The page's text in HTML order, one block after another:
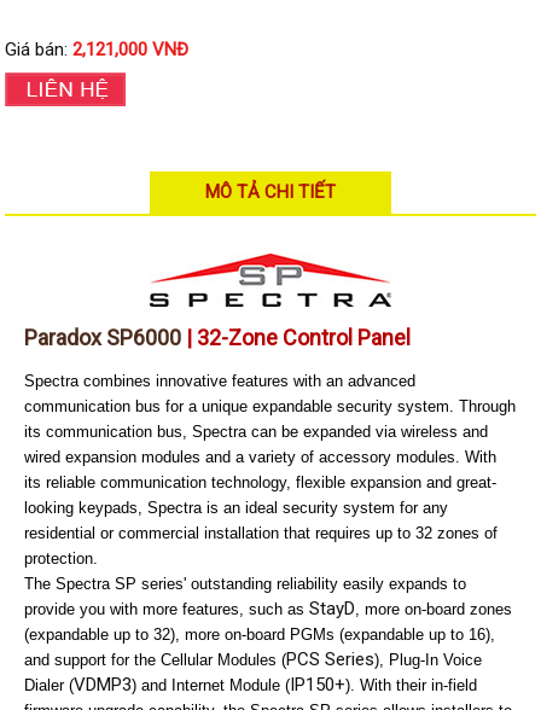
Giải pháp
LẮP ĐẶT CAMERA TRỌN GÓI
GIẢI PHÁP CAMERA AN NINH
BÁO ĐỘNG CHỐNG TRỘM
Tài liệu kỹ thuật
Giá bán:2,121,000 VNĐ
MÔ TẢ CHI TIẾT
Paradox SP6000 | 32-Zone Control Panel
Spectra combines innovative features with an advanced
communication bus for a unique expandable security system. Through
its communication bus, Spectra can be expanded via wireless and
wired expansion modules and a variety of accessory modules. With
its reliable communication technology, flexible expansion and great-
looking keypads, Spectra is an ideal security system for any
residential or commercial installation that requires up to 32 zones of
protection.
The Spectra SP series' outstanding reliability easily expands to
provide you with more features, such asStayD, more on-board zones
(expandable up to 32), more on-board PGMs (expandable up to 16),
and support for the Cellular Modules (PCS Series), Plug-In Voice
Dialer (VDMP3) and Internet Module (IP150+). With their in-field